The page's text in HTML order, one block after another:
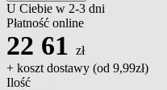
U Ciebie w 2-3 dni
Płatność online
22 61
zł
+ koszt dostawy (od 9,99zł)
Ilość